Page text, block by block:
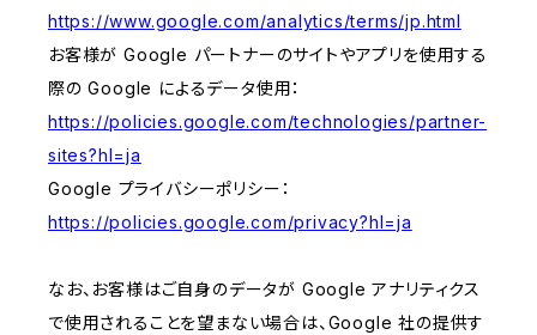
https://www.google.com/analytics/terms/jp.html
お客様が Google パートナーのサイトやアプリを使用する
際の Google によるデータ使用：
https://policies.google.com/technologies/partner-
sites?hl=ja
Google プライバシーポリシー：
https://policies.google.com/privacy?hl=ja
なお、お客様はご自身のデータが Google アナリティクス
で使用されることを望まない場合は、Google 社の提供す